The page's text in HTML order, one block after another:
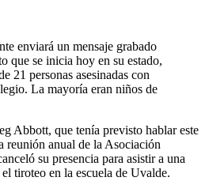
enviará un mensaje grabado
que se inicia hoy en su estado,
21 personas asesinadas con
La mayoría eran niños de
Abbott, que tenía previsto hablar este
reunión anual de la Asociación
su presencia para asistir a una
tiroteo en la escuela de Uvalde.